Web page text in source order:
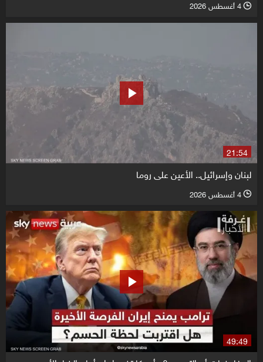
l 4 أغسطس 2026
21:54
لبنان وإسرائيل.. الأعين على روما
l 4 أغسطس 2026
49:49